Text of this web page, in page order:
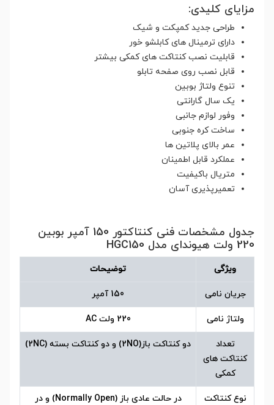
مزایای کلیدی:
طراحی جدید کمپکت و شیک
دارای ترمینال های کابلشو خور
قابلیت نصب کنتاکت های کمکی بیشتر
قابل نصب روی صفحه تابلو
تنوع ولتاژ بوبین
یک سال گارانتی
وفور لوازم جانبی
ساخت کره جنوبی
عمر بالای پلاتین ها
عملکرد قابل اطمینان
متریال باکیفیت
تعمیرپذیری آسان
جدول مشخصات فنی کنتاکتور 150 آمپر بوبین
220 ولت هیوندای مدل HGC150
ویژگی توضیحات
جریان نامی 150 آمپر
ولتاژ نامی 220 ولت AC
تعداد
کنتاکت های
کمکی
دو کنتاکت باز(2NO) و دو کنتاکت بسته (2NC)
نوع کنتاکت
در حالت عادی باز (Normally Open) و در